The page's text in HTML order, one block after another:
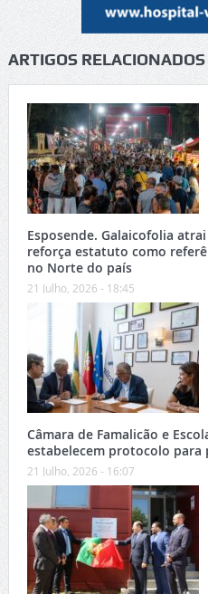
ARTIGOS RELACIONADOS
Esposende. Galaicofolia
reforça estatuto como
no Norte do país
21 Julho, 2026 - 18:45
Câmara de Famalicão e
estabelecem protocolo para
21 Julho, 2026 - 16:07